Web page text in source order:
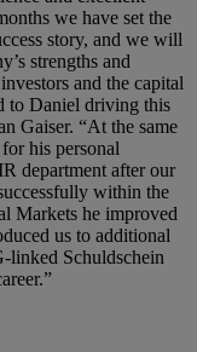
we have set the
story, and we will
strengths and
and the capital
to Daniel driving this
Gaiser. “At the same
his personal
department after our
within the
Markets he improved
us to additional
linked Schuldschein